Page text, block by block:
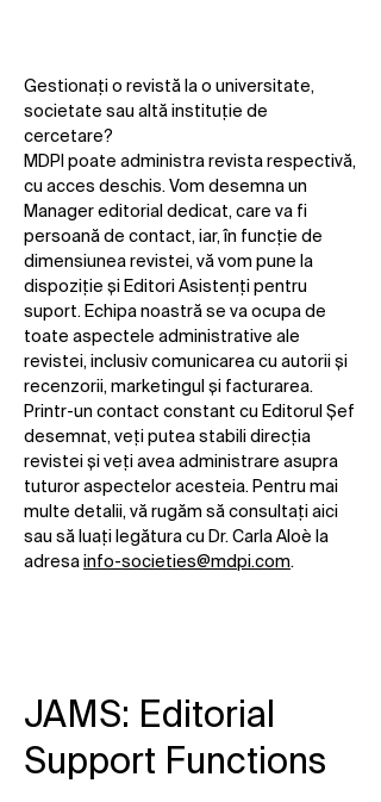
Gestionați o revistă la o universitate,
societate sau altă instituție de
cercetare?
MDPI poate administra revista respectivă,
cu acces deschis. Vom desemna un
Manager editorial dedicat, care va fi
persoană de contact, iar, în funcție de
dimensiunea revistei, vă vom pune la
dispoziție și Editori Asistenți pentru
suport. Echipa noastră se va ocupa de
toate aspectele administrative ale
revistei, inclusiv comunicarea cu autorii și
recenzorii, marketingul și facturarea.
Printr-un contact constant cu Editorul Șef
desemnat, veți putea stabili direcția
revistei și veți avea administrare asupra
tuturor aspectelor acesteia. Pentru mai
multe detalii, vă rugăm să consultați aici
sau să luați legătura cu Dr. Carla Aloè la
adresa info-societies@mdpi.com.
JAMS: Editorial
Support Functions